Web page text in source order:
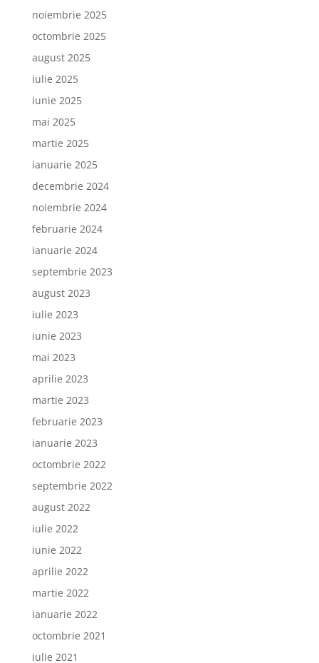
noiembrie 2025
octombrie 2025
august 2025
iulie 2025
iunie 2025
mai 2025
martie 2025
ianuarie 2025
decembrie 2024
noiembrie 2024
februarie 2024
ianuarie 2024
septembrie 2023
august 2023
iulie 2023
iunie 2023
mai 2023
aprilie 2023
martie 2023
februarie 2023
ianuarie 2023
octombrie 2022
septembrie 2022
august 2022
iulie 2022
iunie 2022
aprilie 2022
martie 2022
ianuarie 2022
octombrie 2021
iulie 2021